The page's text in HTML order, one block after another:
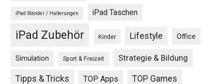
iPad Ständer / Halterungen iPad Taschen
iPad Zubehör Kinder Lifestyle Office
Simulation Sport & Freizeit Strategie & Bildung
Tipps & Tricks TOP Apps TOP Games